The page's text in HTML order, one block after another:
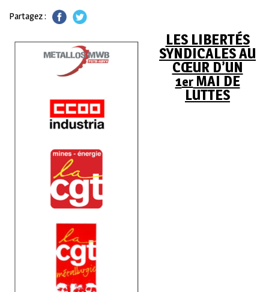
Partagez :
LES LIBERTÉS
SYNDICALES AU
CŒUR D’UN
1erMAI DE
LUTTES